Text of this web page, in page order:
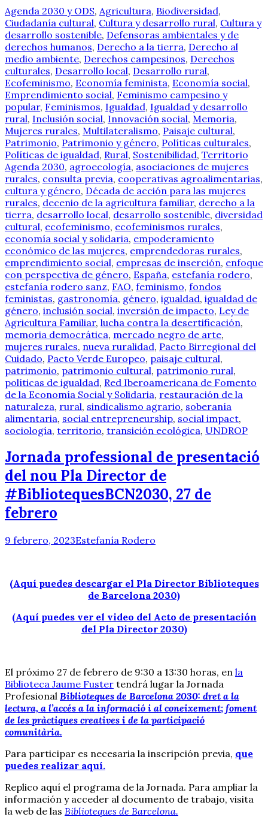
Agenda 2030 y ODS, Agricultura, Biodiversidad,
Ciudadanía cultural, Cultura y desarrollo rural, Cultura y
desarrollo sostenible, Defensoras ambientales y de
derechos humanos, Derecho a la tierra, Derecho al
medio ambiente, Derechos campesinos, Derechos
culturales, Desarrollo local, Desarrollo rural,
Ecofeminismo, Economía feminista, Economía social,
Emprendimiento social, Feminismo campesino y
popular, Feminismos, Igualdad, Igualdad y desarrollo
rural, Inclusión social, Innovación social, Memoria,
Mujeres rurales, Multilateralismo, Paisaje cultural,
Patrimonio, Patrimonio y género, Políticas culturales,
Políticas de igualdad, Rural, Sostenibilidad, Territorio
Agenda 2030, agroecología, asociaciones de mujeres
rurales, consulta previa, cooperativas agroalimentarias,
cultura y género, Década de acción para las mujeres
rurales, decenio de la agricultura familiar, derecho a la
tierra, desarrollo local, desarrollo sostenible, diversidad
cultural, ecofeminismo, ecofeminismos rurales,
economía social y solidaria, empoderamiento
económico de las mujeres, emprendedoras rurales,
emprendimiento social, empresas de inserción, enfoque
con perspectiva de género, España, estefanía rodero,
estefanía rodero sanz, FAO, feminismo, fondos
feministas, gastronomía, género, igualdad, igualdad de
género, inclusión social, inversión de impacto, Ley de
Agricultura Familiar, lucha contra la desertificación,
memoria democrática, mercado negro de arte,
mujeres rurales, nueva ruralidad, Pacto Birregional del
Cuidado, Pacto Verde Europeo, paisaje cultural,
patrimonio, patrimonio cultural, patrimonio rural,
políticas de igualdad, Red Iberoamericana de Fomento
de la Economía Social y Solidaria, restauración de la
naturaleza, rural, sindicalismo agrario, soberanía
alimentaria, social entrepreneurship, social impact,
sociología, territorio, transición ecológica, UNDROP
Jornada professional de presentació
del nou Pla Director de
#BibliotequesBCN2030, 27 de
febrero
9 febrero, 2023Estefanía Rodero
(Aquí puedes descargar el Pla Director Biblioteques
de Barcelona 2030)
(Aquí puedes ver el video del Acto de presentación
del Pla Director 2030)
El próximo 27 de febrero de 9:30 a 13:30 horas, en la
Biblioteca Jaume Fuster tendrá lugar la Jornada
Profesional Biblioteques de Barcelona 2030: dret a la
lectura, a l’accés a la informació i al coneixement; foment
de les pràctiques creatives i de la participació
comunitària.
Para participar es necesaria la inscripción previa, que
puedes realizar aquí.
Replico aquí el programa de la Jornada. Para ampliar la
información y acceder al documento de trabajo, visita
la web de las Biblioteques de Barcelona.